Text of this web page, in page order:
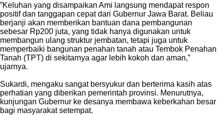
‎”Keluhan yang disampaikan Ami langsung mendapat respon
positif dan tanggapan cepat dari Gubernur Jawa Barat. Beliau
berjanji akan memberikan bantuan dana pembangunan
sebesar Rp200 juta, yang tidak hanya digunakan untuk
membangun ulang struktur jembatan, tetapi juga untuk
memperbaiki bangunan penahan tanah atau Tembok Penahan
Tanah (TPT) di sekitarnya agar lebih kokoh dan aman,”
ujarnya.
‎Sukardi, mengaku sangat bersyukur dan berterima kasih atas
perhatian yang diberikan pemerintah provinsi. Menurutnya,
kunjungan Gubernur ke desanya membawa keberkahan besar
bagi masyarakat setempat.